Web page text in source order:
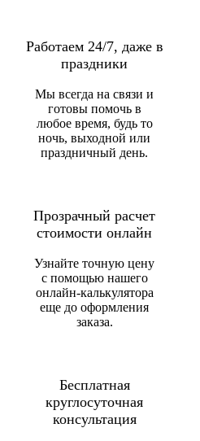
Работаем 24/7, даже в
праздники
Мы всегда на связи и
готовы помочь в
любое время, будь то
ночь, выходной или
праздничный день.
Прозрачный расчет
стоимости онлайн
Узнайте точную цену
с помощью нашего
онлайн-калькулятора
еще до оформления
заказа.
Бесплатная
круглосуточная
консультация